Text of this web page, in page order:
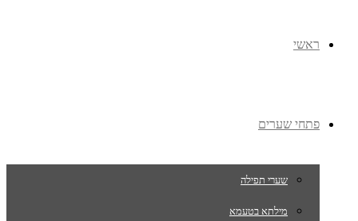
ראשי
פתחי שערים
שערי תפילה
מילתא בטעמא